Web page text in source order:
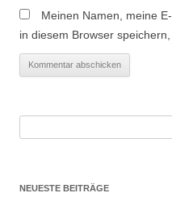
Meinen Namen, meine
in diesem Browser
NEUESTE BEITRÄGE